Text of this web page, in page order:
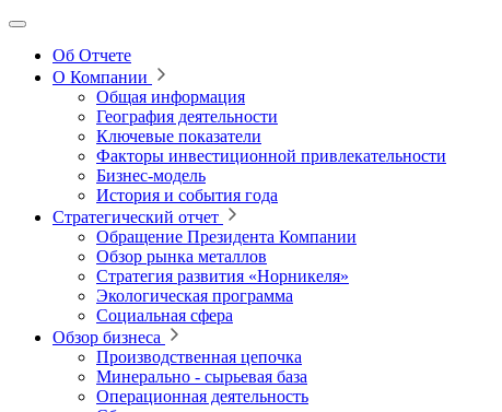
Об Отчете
О Компании
Общая информация
География деятельности
Ключевые показатели
Факторы инвестиционной привлекательности
Бизнес-модель
История и события года
Стратегический отчет
Обращение Президента Компании
Обзор рынка металлов
Стратегия развития «Норникеля»
Экологическая программа
Социальная сфера
Обзор бизнеса
Производственная цепочка
Минерально ‑ сырьевая база
Операционная деятельность